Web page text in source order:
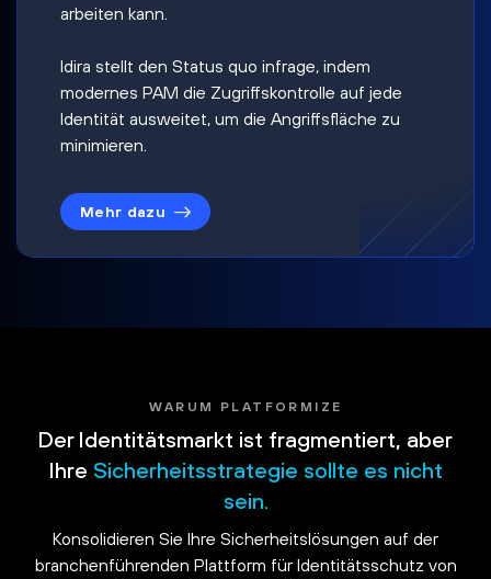
arbeiten kann.
Idira stellt den Status quo infrage, indem
modernes PAM die Zugriffskontrolle auf jede
Identität ausweitet, um die Angriffsfläche zu
minimieren.
Mehr dazu
WARUM PLATFORMIZE
Der Identitätsmarkt ist fragmentiert, aber
Ihre Sicherheitsstrategie sollte es nicht
sein.
Konsolidieren Sie Ihre Sicherheitslösungen auf der
branchenführenden Plattform für Identitätsschutz von